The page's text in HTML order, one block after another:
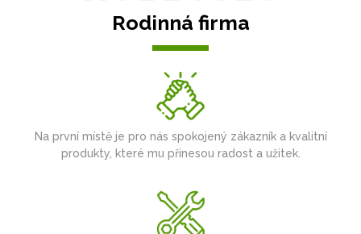
Rodinná firma
Na první místě je pro nás spokojený zákazník a kvalitní
produkty, které mu přinesou radost a užitek.